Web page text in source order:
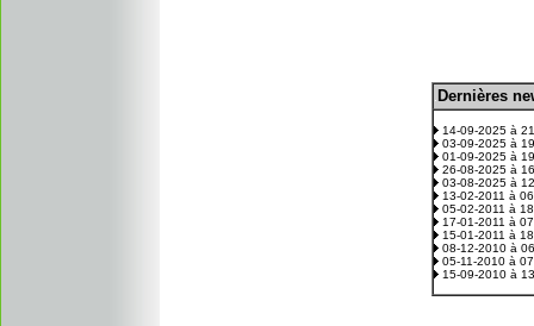
Dernières
14-09-2025 à
03-09-2025 à
01-09-2025 à
26-08-2025 à
03-08-2025 à
13-02-2011 à
05-02-2011 à
17-01-2011 à
15-01-2011 à
08-12-2010 à
05-11-2010 à
15-09-2010 à